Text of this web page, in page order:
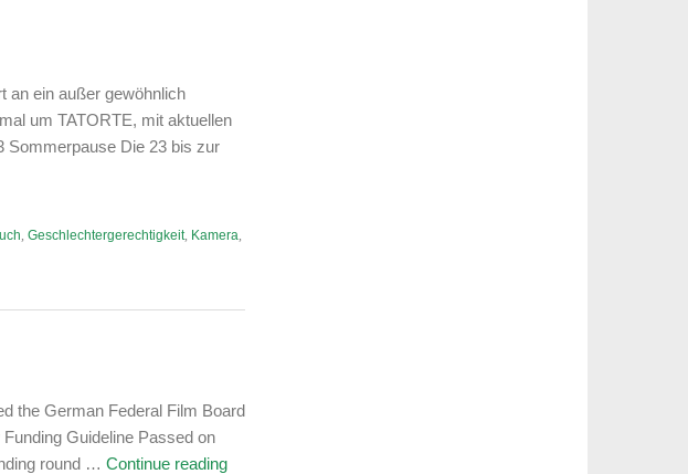
an ein außer gewöhnlich
um TATORTE, mit aktuellen
Sommerpause Die 23 bis zur
, Geschlechtergerechtigkeit, Kamera,
the German Federal Film Board
Guideline Passed on
round … Continue reading